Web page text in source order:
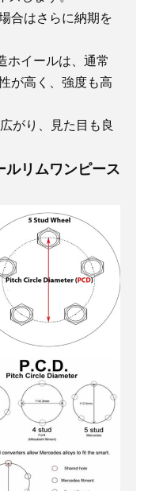
合はさらに納期を
ホイールは、通常
が高く、強度も高
がり、見た目も良
ルリムワンピース